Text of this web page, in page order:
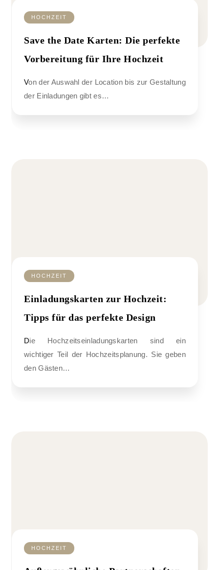
HOCHZEIT
Save the Date Karten: Die perfekte
Vorbereitung für Ihre Hochzeit
Von der Auswahl der Location bis zur Gestaltung
der Einladungen gibt es…
HOCHZEIT
Einladungskarten zur Hochzeit:
Tipps für das perfekte Design
Die Hochzeitseinladungskarten sind ein
wichtiger Teil der Hochzeitsplanung. Sie geben
den Gästen…
HOCHZEIT